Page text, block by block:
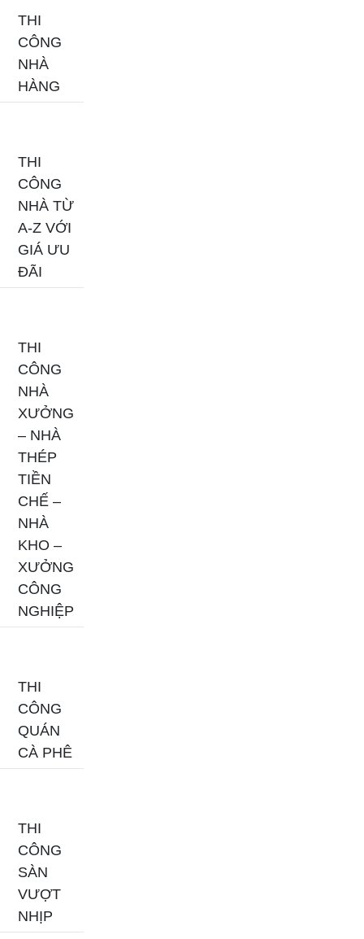
THI
CÔNG
NHÀ
HÀNG
THI
CÔNG
NHÀ TỪ
A-Z VỚI
GIÁ ƯU
ĐÃI
THI
CÔNG
NHÀ
XƯỞNG
– NHÀ
THÉP
TIỀN
CHẾ –
NHÀ
KHO –
XƯỞNG
CÔNG
NGHIỆP
THI
CÔNG
QUÁN
CÀ PHÊ
THI
CÔNG
SÀN
VƯỢT
NHỊP